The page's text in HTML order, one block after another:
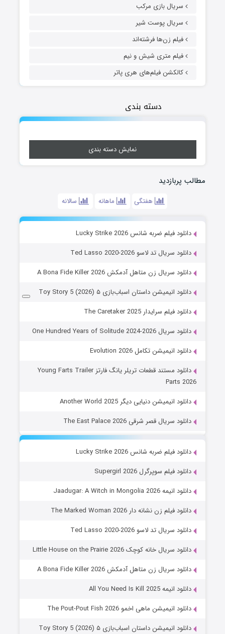
سریال بازی مرکب
سریال پوست شیر
فیلم زن‌ها فرشته‌اند
فیلم متری شیش و نیم
کالکشن فیلم‌های هری پاتر
دسته بندی
نمایش دسته بندی
مطالب پربازدید
هفتگی ماهانه سالانه
دانلود فیلم ضربه شانس Lucky Strike 2026
دانلود سریال تد لاسو Ted Lasso 2020-2026
دانلود سریال زن متاهل آدمکش A Bona Fide Killer 2026
دانلود انیمیشن داستان اسباب‌بازی ۵ Toy Story 5 (2026)
دانلود فیلم سرایدار The Caretaker 2025
دانلود سریال One Hundred Years of Solitude 2024-2026
دانلود انیمیشن تکامل Evolution 2026
دانلود مستند قطعات تریلر یانگ فارتز Young Farts Trailer
Parts 2026
دانلود انیمیشن دنیایی دیگر Another World 2025
دانلود سریال قصر شرقی The East Palace 2026
دانلود فیلم ضربه شانس Lucky Strike 2026
دانلود فیلم سوپرگرل Supergirl 2026
دانلود انیمه Jaadugar: A Witch in Mongolia 2026
دانلود فیلم زن نشانه دار The Marked Woman 2026
دانلود سریال تد لاسو Ted Lasso 2020-2026
دانلود سریال خانه کوچک Little House on the Prairie 2026
دانلود سریال زن متاهل آدمکش A Bona Fide Killer 2026
دانلود انیمه All You Need Is Kill 2025
دانلود انیمیشن ماهی اخمو The Pout-Pout Fish 2026
دانلود انیمیشن داستان اسباب‌بازی ۵ Toy Story 5 (2026)